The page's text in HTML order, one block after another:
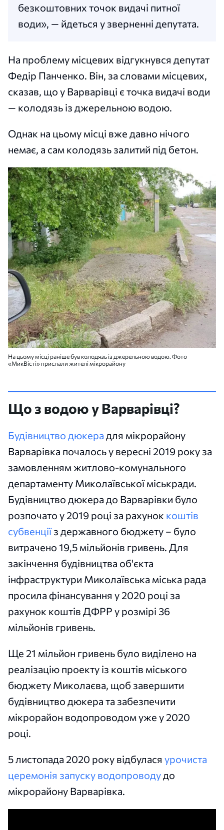
безкоштовних точок видачі питної
води», — йдеться у зверненні депутата.
На проблему місцевих відгукнувся депутат
Федір Панченко. Він, за словами місцевих,
сказав, що у Варварівці є точка видачі води
— колодязь із джерельною водою.
Однак на цьому місці вже давно нічого
немає, а сам колодязь залитий під бетон.
На цьому місці раніше був колодязь із джерельною водою. Фото
«МикВісті» прислали жителі мікрорайону
Що з водою у Варварівці?
Будівництво дюкера для мікрорайону
Варварівка почалось у вересні 2019 року за
замовленням житлово-комунального
департаменту Миколаївської міськради.
Будівництво дюкера до Варварівки було
розпочато у 2019 році за рахунок коштів
субвенціїз державного бюджету – було
витрачено 19,5 мільйонів гривень. Для
закінчення будівництва об'єкта
інфраструктури Миколаївська міська рада
просила фінансування у 2020 році за
рахунок коштів ДФРР у розмірі 36
мільйонів гривень.
Ще 21 мільйон гривень було виділено на
реалізацію проекту із коштів міського
бюджету Миколаєва, щоб завершити
будівництво дюкера та забезпечити
мікрорайон водопроводом уже у 2020
році.
5 листопада 2020 року відбулася урочиста
церемонія запуску водопроводудо
мікрорайону Варварівка.